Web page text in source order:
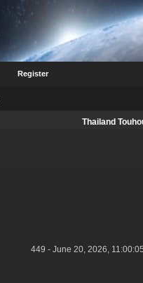
Register
Thailand
449 - June 20, 2026,